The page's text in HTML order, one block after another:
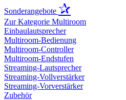
Sonderangebote ✰
Zur Kategorie Multiroom
Einbaulautsprecher
Multiroom-Bedienung
Multiroom-Controller
Multiroom-Endstufen
Streaming-Lautsprecher
Streaming-Vollverstärker
Streaming-Vorverstärker
Zubehör